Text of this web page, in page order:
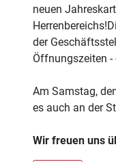
neuen
der
Öffnungszeiten -
Am Samstag,
es auch an der
Wir freuen uns